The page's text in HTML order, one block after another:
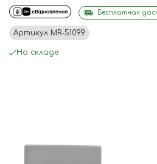
Бесплатная
Артикул MR-51099
На складе